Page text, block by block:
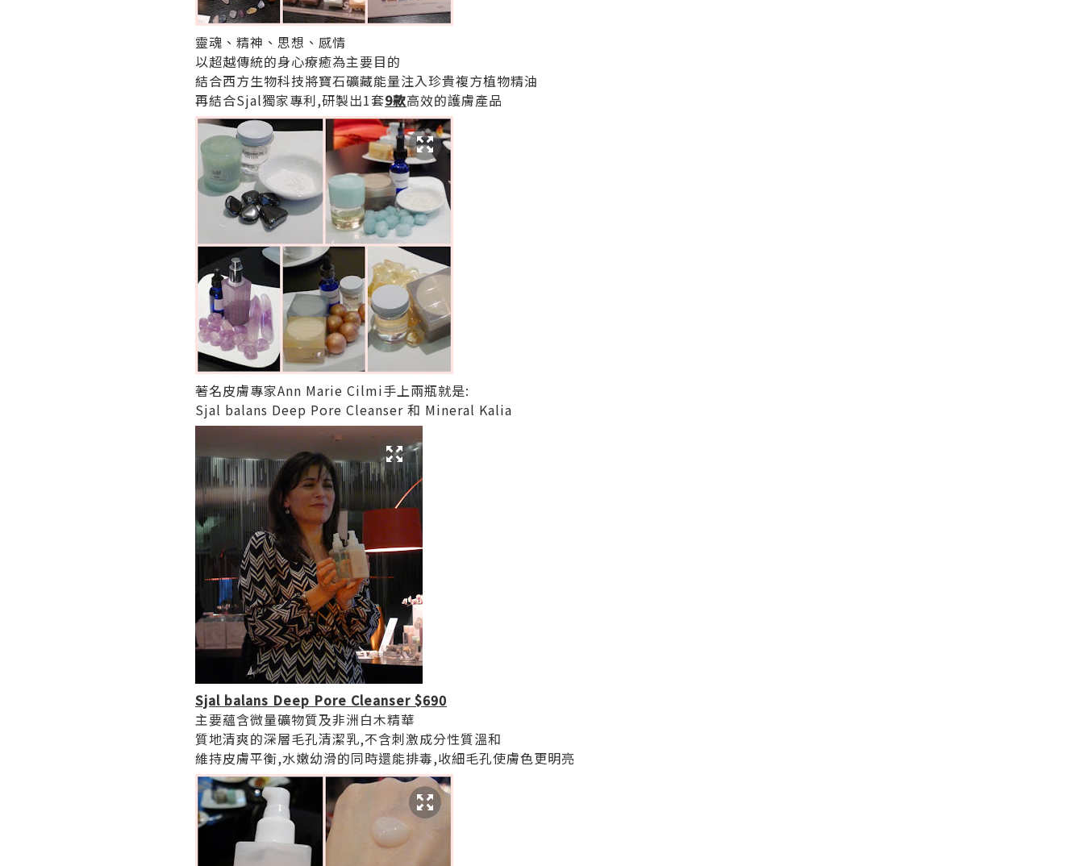
靈魂、精神、思想、感情
以超越傳統的身心療癒為主要目的
結合西方生物科技將寶石礦藏能量注入珍貴複方植物精油
再結合Sjal獨家專利,研製出1套9款高效的護膚產品
著名皮膚專家Ann Marie Cilmi手上兩瓶就是:
Sjal balans Deep Pore Cleanser 和 Mineral Kalia
Sjal balans Deep Pore Cleanser $690
主要蘊含微量礦物質及非洲白木精華
質地清爽的深層毛孔清潔乳,不含刺激成分性質溫和
維持皮膚平衡,水嫩幼滑的同時還能排毒,收細毛孔使膚色更明亮